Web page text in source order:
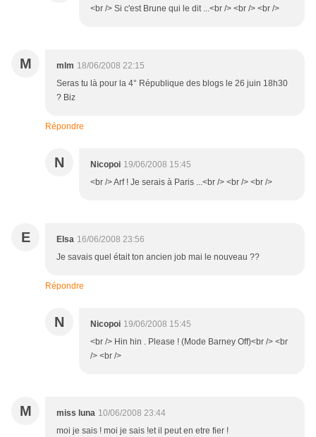
<br /> Si c'est Brune qui le dit ...<br /> <br /> <br />
M mlm 18/06/2008 22:15
Seras tu là pour la 4° République des blogs le 26 juin 18h30
? Biz
Répondre
N Nicopoi 19/06/2008 15:45
<br /> Arf ! Je serais à Paris ...<br /> <br /> <br />
E Elsa 16/06/2008 23:56
Je savais quel était ton ancien job mai le nouveau ??
Répondre
N Nicopoi 19/06/2008 15:45
<br /> Hin hin . Please ! (Mode Barney Off)<br /> <br
/> <br />
M miss luna 10/06/2008 23:44
moi je sais ! moi je sais !et il peut en etre fier !